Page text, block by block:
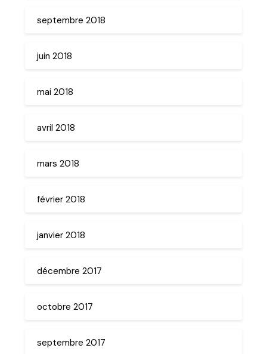
septembre 2018
juin 2018
mai 2018
avril 2018
mars 2018
février 2018
janvier 2018
décembre 2017
octobre 2017
septembre 2017